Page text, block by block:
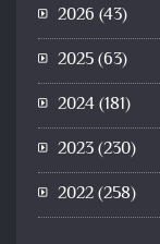
2026 (43)
2025(63)
2024(181)
2023(230)
2022(258)